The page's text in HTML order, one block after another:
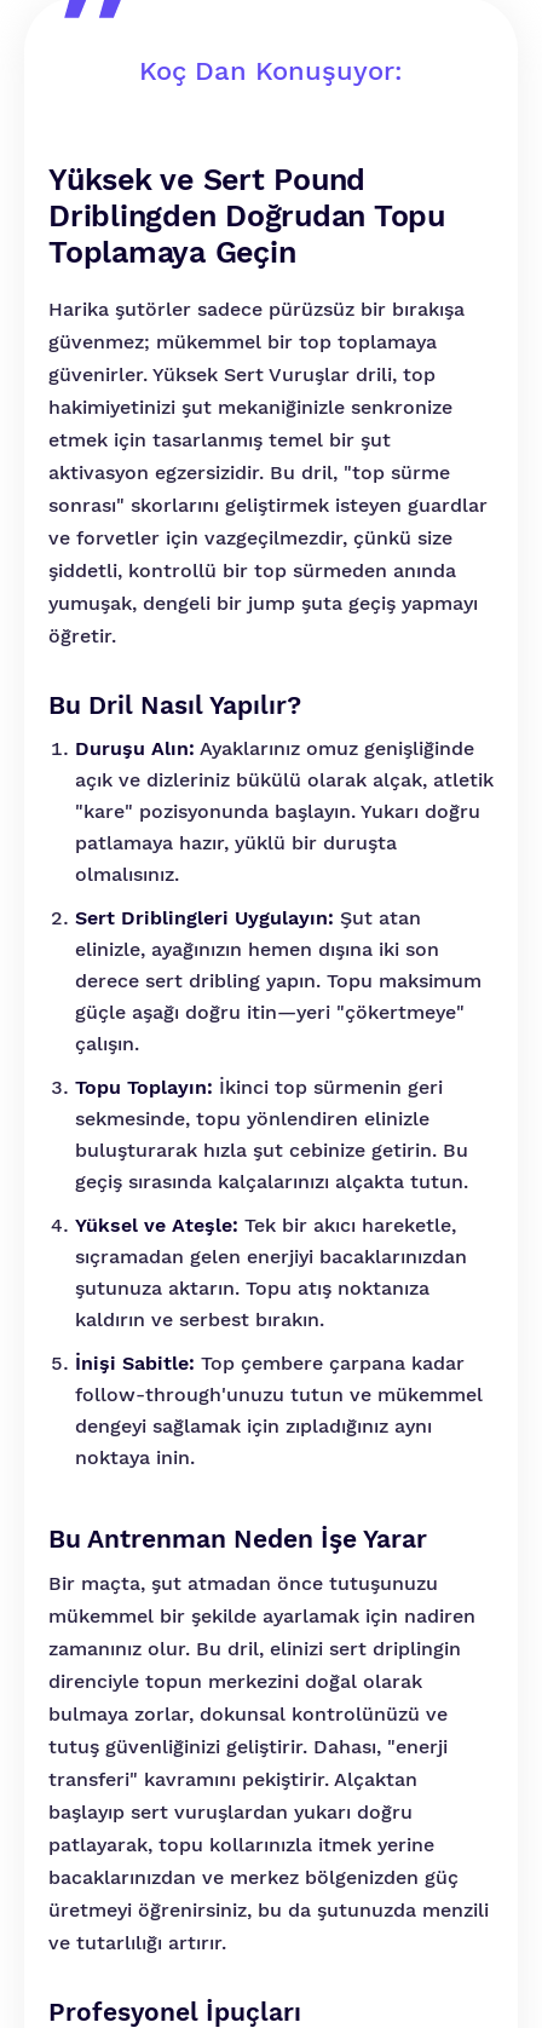
Koç Dan Konuşuyor:
Yüksek ve Sert Pound
Driblingden Doğrudan Topu
Toplamaya Geçin
Harika şutörler sadece pürüzsüz bir bırakışa
güvenmez; mükemmel bir top toplamaya
güvenirler. Yüksek Sert Vuruşlar drili, top
hakimiyetinizi şut mekaniğinizle senkronize
etmek için tasarlanmış temel bir şut
aktivasyon egzersizidir. Bu dril, "top sürme
sonrası" skorlarını geliştirmek isteyen guardlar
ve forvetler için vazgeçilmezdir, çünkü size
şiddetli, kontrollü bir top sürmeden anında
yumuşak, dengeli bir jump şuta geçiş yapmayı
öğretir.
Bu Dril Nasıl Yapılır?
Duruşu Alın: Ayaklarınız omuz genişliğinde
açık ve dizleriniz bükülü olarak alçak, atletik
"kare" pozisyonunda başlayın. Yukarı doğru
patlamaya hazır, yüklü bir duruşta
olmalısınız.
Sert Driblingleri Uygulayın: Şut atan
elinizle, ayağınızın hemen dışına iki son
derece sert dribling yapın. Topu maksimum
güçle aşağı doğru itin—yeri "çökertmeye"
çalışın.
Topu Toplayın: İkinci top sürmenin geri
sekmesinde, topu yönlendiren elinizle
buluşturarak hızla şut cebinize getirin. Bu
geçiş sırasında kalçalarınızı alçakta tutun.
Yüksel ve Ateşle: Tek bir akıcı hareketle,
sıçramadan gelen enerjiyi bacaklarınızdan
şutunuza aktarın. Topu atış noktanıza
kaldırın ve serbest bırakın.
İnişi Sabitle: Top çembere çarpana kadar
follow-through'unuzu tutun ve mükemmel
dengeyi sağlamak için zıpladığınız aynı
noktaya inin.
Bu Antrenman Neden İşe Yarar
Bir maçta, şut atmadan önce tutuşunuzu
mükemmel bir şekilde ayarlamak için nadiren
zamanınız olur. Bu dril, elinizi sert driplingin
direnciyle topun merkezini doğal olarak
bulmaya zorlar, dokunsal kontrolünüzü ve
tutuş güvenliğinizi geliştirir. Dahası, "enerji
transferi" kavramını pekiştirir. Alçaktan
başlayıp sert vuruşlardan yukarı doğru
patlayarak, topu kollarınızla itmek yerine
bacaklarınızdan ve merkez bölgenizden güç
üretmeyi öğrenirsiniz, bu da şutunuzda menzili
ve tutarlılığı artırır.
Profesyonel İpuçları